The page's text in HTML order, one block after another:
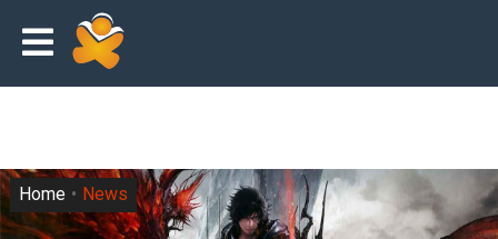
Home News